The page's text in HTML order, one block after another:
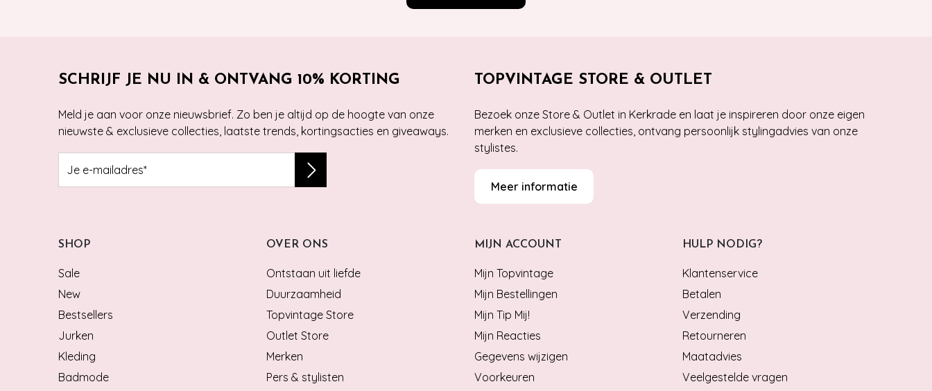
SCHRIJF JE NU IN & ONTVANG 10% KORTING
Meld je aan voor onze nieuwsbrief. Zo ben je altijd op de hoogte van onze
nieuwste & exclusieve collecties, laatste trends, kortingsacties en giveaways.
TOPVINTAGE STORE & OUTLET
Bezoek onze Store & Outlet in Kerkrade en laat je inspireren door onze eigen
merken en exclusieve collecties, ontvang persoonlijk stylingadvies van onze
stylistes.
Meer informatie
SHOP
Sale
New
Bestsellers
Jurken
Kleding
Badmode
OVER ONS
Ontstaan uit liefde
Duurzaamheid
Topvintage Store
Outlet Store
Merken
Pers & stylisten
MIJN ACCOUNT
Mijn Topvintage
Mijn Bestellingen
Mijn Tip Mij!
Mijn Reacties
Gegevens wijzigen
Voorkeuren
HULP NODIG?
Klantenservice
Betalen
Verzending
Retourneren
Maatadvies
Veelgestelde vragen